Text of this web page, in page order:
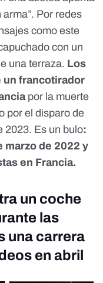
Por redes
como este
con un
una terraza. Los
un francotirador
por la muerte
por el disparo de
2023. Es un bulo:
marzo de 2022 y
en Francia.
un coche
las
una carrera
en abril